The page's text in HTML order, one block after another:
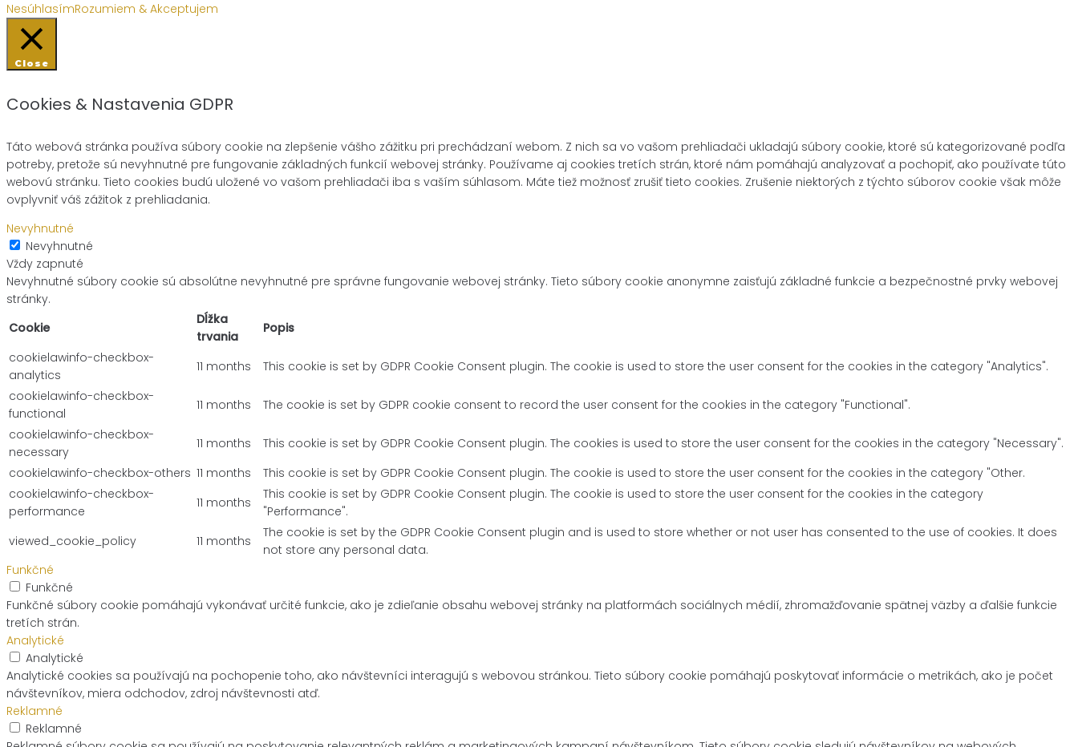
NesúhlasímRozumiem & Akceptujem
Close
Cookies & Nastavenia GDPR
Táto webová stránka používa súbory cookie na zlepšenie vášho zážitku pri prechádzaní webom. Z nich sa vo vašom prehliadači ukladajú súbory cookie, ktoré sú kategorizované podľa
potreby, pretože sú nevyhnutné pre fungovanie základných funkcií webovej stránky. Používame aj cookies tretích strán, ktoré nám pomáhajú analyzovať a pochopiť, ako používate túto
webovú stránku. Tieto cookies budú uložené vo vašom prehliadači iba s vaším súhlasom. Máte tiež možnosť zrušiť tieto cookies. Zrušenie niektorých z týchto súborov cookie však môže
ovplyvniť váš zážitok z prehliadania.
Nevyhnutné
Nevyhnutné
Vždy zapnuté
Nevyhnutné súbory cookie sú absolútne nevyhnutné pre správne fungovanie webovej stránky. Tieto súbory cookie anonymne zaisťujú základné funkcie a bezpečnostné prvky webovej
stránky.
Cookie
Dĺžka
trvania
Popis
cookielawinfo-checkbox-
analytics
11 months
This cookie is set by GDPR Cookie Consent plugin. The cookie is used to store the user consent for the cookies in the category "Analytics".
cookielawinfo-checkbox-
functional
11 months
The cookie is set by GDPR cookie consent to record the user consent for the cookies in the category "Functional".
cookielawinfo-checkbox-
necessary
11 months
This cookie is set by GDPR Cookie Consent plugin. The cookies is used to store the user consent for the cookies in the category "Necessary".
cookielawinfo-checkbox-others 11 months
This cookie is set by GDPR Cookie Consent plugin. The cookie is used to store the user consent for the cookies in the category "Other.
cookielawinfo-checkbox-
performance
11 months
This cookie is set by GDPR Cookie Consent plugin. The cookie is used to store the user consent for the cookies in the category
"Performance".
viewed_cookie_policy
11 months
The cookie is set by the GDPR Cookie Consent plugin and is used to store whether or not user has consented to the use of cookies. It does
not store any personal data.
Funkčné
Funkčné
Funkčné súbory cookie pomáhajú vykonávať určité funkcie, ako je zdieľanie obsahu webovej stránky na platformách sociálnych médií, zhromažďovanie spätnej väzby a ďalšie funkcie
tretích strán.
Analytické
Analytické
Analytické cookies sa používajú na pochopenie toho, ako návštevníci interagujú s webovou stránkou. Tieto súbory cookie pomáhajú poskytovať informácie o metrikách, ako je počet
návštevníkov, miera odchodov, zdroj návštevnosti atď.
Reklamné
Reklamné